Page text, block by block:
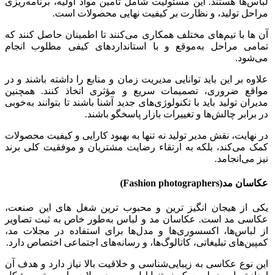
مراحل تولید، و نظارت بر کیفیت نهایی محصولات است.
آن ها با تیم‌های مختلف همکاری می‌کنند تا اطمینان حاصل کنند که
تمامی مراحل به‌موقع و با استانداردهای کیفی مطلوب انجام
می‌شود.
علاوه بر این باید توانایی مدیریت زمان و منابع را داشته باشند و در
مواقع ضروری، تصمیمات سریع و مؤثری اتخاذ کنند. همچنین
مدیران تولید باید با تکنولوژی‌های جدید آشنا باشند تا بتوانند به‌خوبی
در برابر چالش‌ها و تغییرات بازار پاسخگو باشند.
در نهایت، نقش مدیر تولید نه تنها به بهبود کارایی و کیفیت محصولات
کمک می‌کند، بلکه به ارتقاء رضایت مشتریان و موفقیت کلی برند
نیز می‌انجامد.
عکاسان مد(Fashion photographers)
یکی از هیجان انگیز ترین و محبوب ترین شغل های این صنعت،
عکاسی مد است. عکاسان مد و لباس به‌طور خاص به ثبت تصاویر
از لباس‌ها، اکسسوری‌ها و مدل‌ها برای استفاده در مجلات مد،
کمپین‌های تبلیغاتی، کاتالوگ‌ها، و رسانه‌های اجتماعی اختصاص دارد.
این نوع عکاسی به زیبایی‌شناسی و خلاقیت بالا نیاز دارد و هدف آن